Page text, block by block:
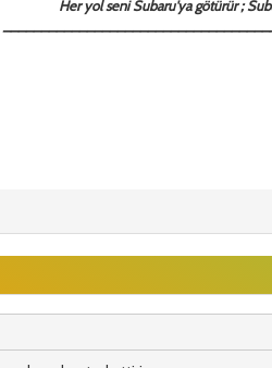
Her yol seni Subaru'ya götürür ;